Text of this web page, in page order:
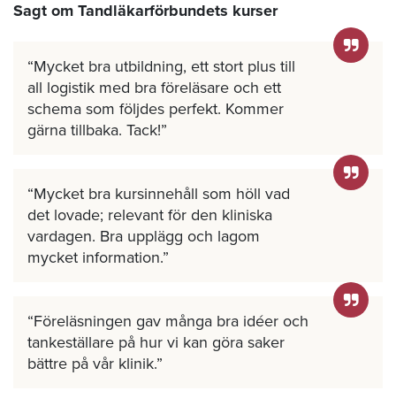
Sagt om Tandläkarförbundets kurser
Mycket bra utbildning, ett stort plus till
all logistik med bra föreläsare och ett
schema som följdes perfekt. Kommer
gärna tillbaka. Tack!
Mycket bra kursinnehåll som höll vad
det lovade; relevant för den kliniska
vardagen. Bra upplägg och lagom
mycket information.
Föreläsningen gav många bra idéer och
tankeställare på hur vi kan göra saker
bättre på vår klinik.